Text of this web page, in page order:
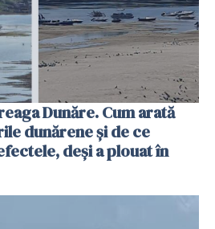
Dunăre. Cum arată
dunărene și de ce
deși a plouat în